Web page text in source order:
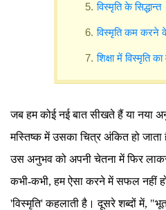
विस्मृति के सिद्धान्त
विस्मृति कम करने
शिक्षा में विस्मृति का
जब हम कोई नई बात सीखते हैं या नया
मस्तिष्क में उसका चित्र अंकित हो
उस अनुभव को अपनी चेतना में फिर
कभी-कभी, हम ऐसा करने में सफल नहीं
'विस्मृति' कहलाती है। दूसरे शब्दों में,